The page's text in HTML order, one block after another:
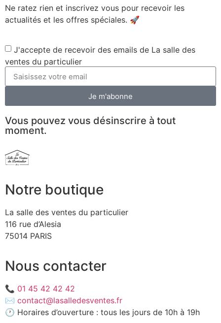
Ne ratez rien et inscrivez vous pour recevoir les
actualités et les offres spéciales. 🚀​
J'accepte de recevoir des emails de La salle des
ventes du particulier
Je m'abonne
Vous pouvez vous désinscrire à tout
moment.
Notre boutique
La salle des ventes du particulier
116 rue d’Alesia
75014 PARIS
Nous contacter
📞 01 45 42 42 42
✉️ contact@lasalledesventes.fr
🕐 Horaires d’ouverture : tous les jours de 10h à 19h